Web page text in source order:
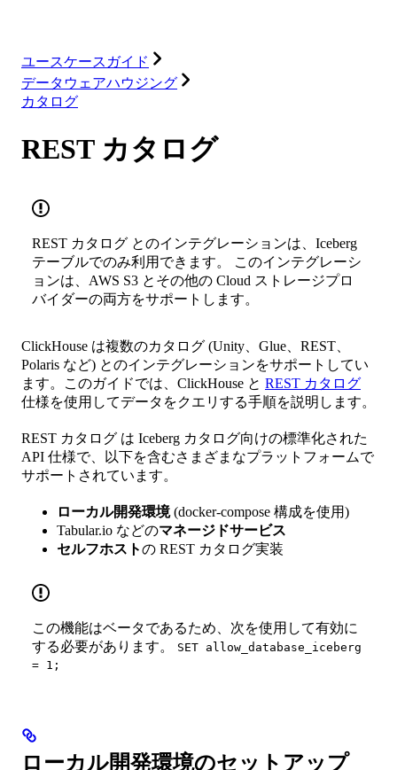
ユースケースガイド
データウェアハウジング
カタログ
REST カタログ
REST カタログ とのインテグレーションは、Iceberg
テーブルでのみ利用できます。 このインテグレーシ
ョンは、AWS S3 とその他の Cloud ストレージプロ
バイダーの両方をサポートします。
ClickHouse は複数のカタログ (Unity、Glue、REST、
Polaris など) とのインテグレーションをサポートしてい
ます。このガイドでは、ClickHouse と REST カタログ
仕様を使用してデータをクエリする手順を説明します。
REST カタログ は Iceberg カタログ向けの標準化された
API 仕様で、以下を含むさまざまなプラットフォームで
サポートされています。
ローカル開発環境(docker-compose 構成を使用)
Tabular.io などのマネージドサービス
セルフホストの REST カタログ実装
この機能はベータであるため、次を使用して有効に
する必要があります。
SET allow_database_iceberg
= 1;
ローカル開発環境のセットアップ